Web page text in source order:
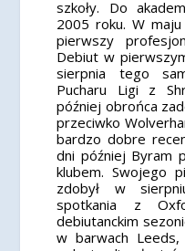
szkoły. Do
2005 roku. W
pierwszy
Debiut w
sierpnia tego
Pucharu Ligi z
później obrońca
przeciwko
bardzo dobre
dni później Byram
klubem. Swojego
zdobył w
spotkania z
debiutanckim
w barwach